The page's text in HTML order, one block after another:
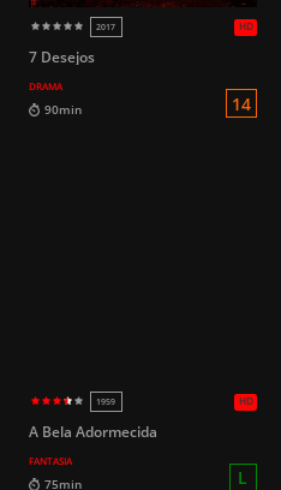
7 Desejos
DRAMA
A Bela Adormecida
FANTASIA